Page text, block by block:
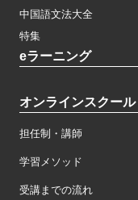
中国語文法大全
特集
eラーニング
オンラインスクール
担任制・講師
学習メソッド
受講までの流れ